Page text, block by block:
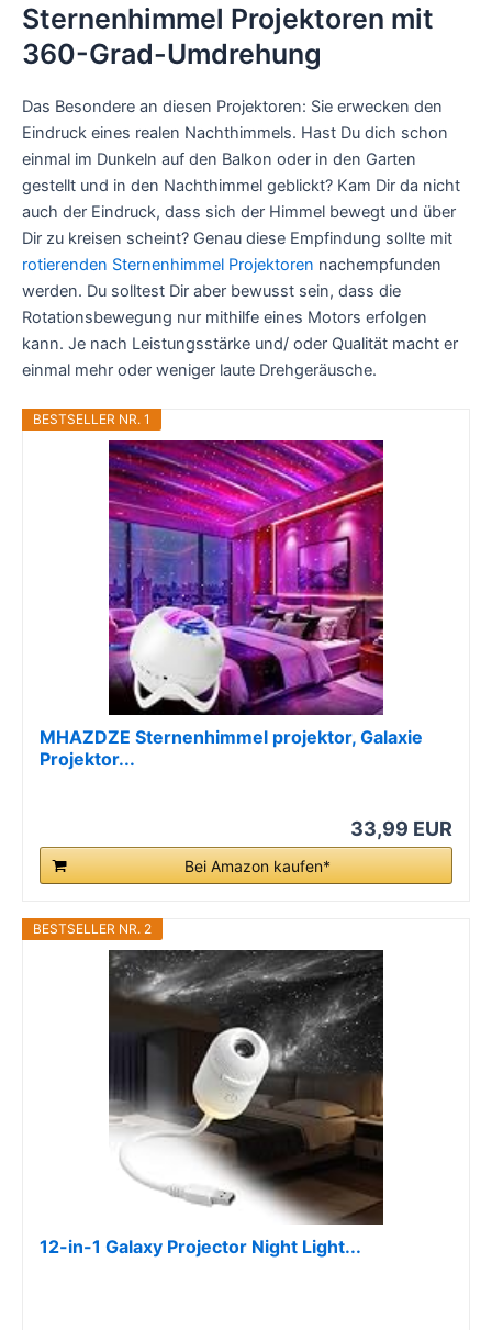
Sternenhimmel Projektoren mit
360-Grad-Umdrehung
Das Besondere an diesen Projektoren: Sie erwecken den
Eindruck eines realen Nachthimmels. Hast Du dich schon
einmal im Dunkeln auf den Balkon oder in den Garten
gestellt und in den Nachthimmel geblickt? Kam Dir da nicht
auch der Eindruck, dass sich der Himmel bewegt und über
Dir zu kreisen scheint? Genau diese Empfindung sollte mit
rotierenden Sternenhimmel Projektoren nachempfunden
werden. Du solltest Dir aber bewusst sein, dass die
Rotationsbewegung nur mithilfe eines Motors erfolgen
kann. Je nach Leistungsstärke und/ oder Qualität macht er
einmal mehr oder weniger laute Drehgeräusche.
BESTSELLER NR. 1
MHAZDZE Sternenhimmel projektor, Galaxie
Projektor...
33,99 EUR
Bei Amazon kaufen*
BESTSELLER NR. 2
12-in-1 Galaxy Projector Night Light...